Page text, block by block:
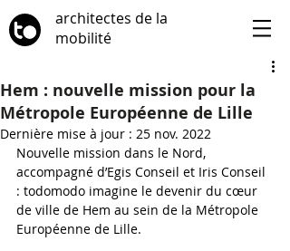
architectes de la
mobilité
Hem : nouvelle mission pour la
Métropole Européenne de Lille
Dernière mise à jour : 25 nov. 2022
Nouvelle mission dans le Nord,
accompagné d’Egis Conseil et Iris Conseil
: todomodo imagine le devenir du cœur
de ville de Hem au sein de la Métropole
Européenne de Lille.